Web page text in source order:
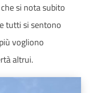
si nota subito
tutti si sentono
vogliono
altrui.